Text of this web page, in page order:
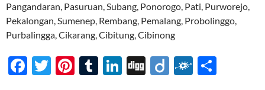
Pangandaran, Pasuruan, Subang, Ponorogo, Pati, Purworejo,
Pekalongan, Sumenep, Rembang, Pemalang, Probolinggo,
Purbalingga, Cikarang, Cibitung, Cibinong
F
T
Pi T
Li
Di Di F